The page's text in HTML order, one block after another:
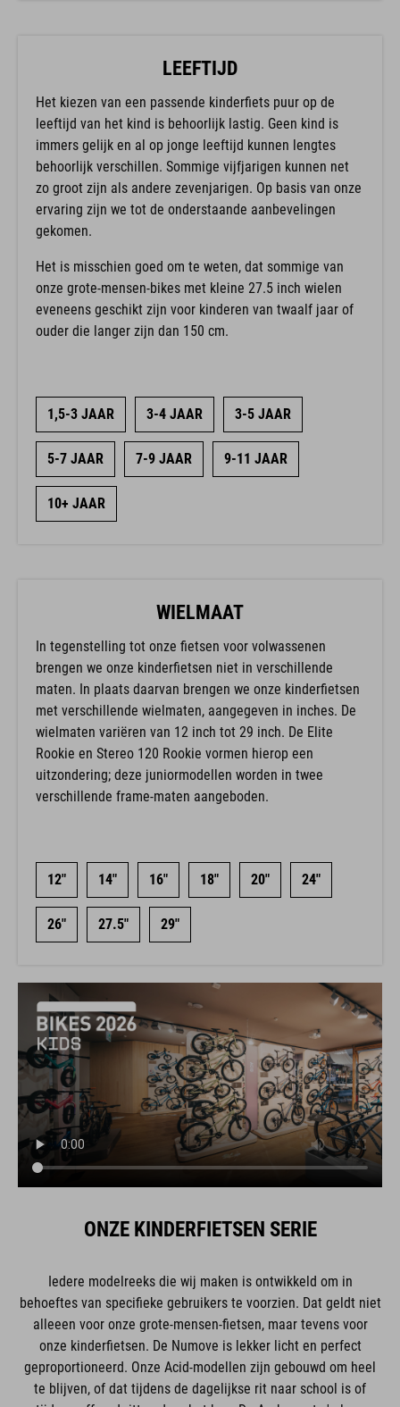
LEEFTIJD
Het kiezen van een passende kinderfiets puur op de
leeftijd van het kind is behoorlijk lastig. Geen kind is
immers gelijk en al op jonge leeftijd kunnen lengtes
behoorlijk verschillen. Sommige vijfjarigen kunnen net
zo groot zijn als andere zevenjarigen. Op basis van onze
ervaring zijn we tot de onderstaande aanbevelingen
gekomen.
Het is misschien goed om te weten, dat sommige van
onze grote-mensen-bikes met kleine 27.5 inch wielen
eveneens geschikt zijn voor kinderen van twaalf jaar of
ouder die langer zijn dan 150 cm.
1,5-3 JAAR 3-4 JAAR 3-5 JAAR
5-7 JAAR 7-9 JAAR 9-11 JAAR
10+ JAAR
WIELMAAT
In tegenstelling tot onze fietsen voor volwassenen
brengen we onze kinderfietsen niet in verschillende
maten. In plaats daarvan brengen we onze kinderfietsen
met verschillende wielmaten, aangegeven in inches. De
wielmaten variëren van 12 inch tot 29 inch. De Elite
Rookie en Stereo 120 Rookie vormen hierop een
uitzondering; deze juniormodellen worden in twee
verschillende frame-maten aangeboden.
12" 14" 16" 18" 20" 24"
26" 27.5" 29"
ONZE KINDERFIETSEN SERIE
Iedere modelreeks die wij maken is ontwikkeld om in
behoeftes van specifieke gebruikers te voorzien. Dat geldt niet
alleeen voor onze grote-mensen-fietsen, maar tevens voor
onze kinderfietsen. De Numove is lekker licht en perfect
geproportioneerd. Onze Acid-modellen zijn gebouwd om heel
te blijven, of dat tijdens de dagelijkse rit naar school is of